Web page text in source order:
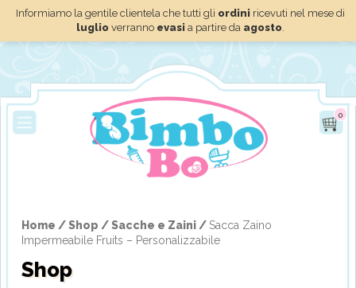
Informiamo la gentile clientela che tutti gli ordini ricevuti nel mese di
luglio verranno evasi a partire da agosto.
0
Home /Shop /Sacche e Zaini / Sacca Zaino
Impermeabile Fruits – Personalizzabile
Shop